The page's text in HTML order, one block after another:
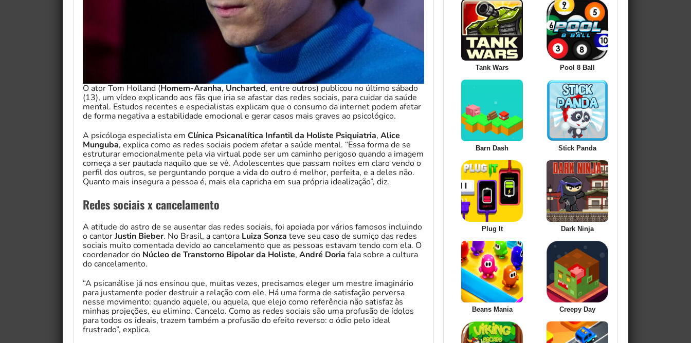
O ator Tom Holland (Homem-Aranha, Uncharted, entre outros) publicou no último sábado
(13), um vídeo explicando aos fãs que iria se afastar das redes sociais, para cuidar da saúde
mental. Estudos recentes e especialistas explicam que o consumo da internet podem afetar
de forma negativa a estabilidade emocional e gerar casos mais graves ao psicológico.
A psicóloga especialista em Clínica Psicanalítica Infantil da Holiste Psiquiatria, Alice
Munguba, explica como as redes sociais podem afetar a saúde mental. “Essa forma de se
estruturar emocionalmente pela via virtual pode ser um caminho perigoso quando a imagem
começa a ser pautada naquilo que se vê. Adolescentes que passam noites em claro vendo o
perfil dos outros, se perguntando porque a vida do outro é melhor, perfeita, e a deles não.
Quanto mais insegura a pessoa é, mais ela capricha em sua própria idealização”, diz.
Redes sociais x cancelamento
A atitude do astro de se ausentar das redes sociais, foi apoiada por vários famosos incluindo
o cantorJustin Bieber. No Brasil, a cantora Luiza Sonza teve seu caso de sumiço das redes
sociais muito comentada devido ao cancelamento que as pessoas estavam tendo com ela. O
coordenador do Núcleo de Transtorno Bipolar da Holiste, André Doria fala sobre a cultura
do cancelamento.
“A psicanálise já nos ensinou que, muitas vezes, precisamos eleger um mestre imaginário
para justamente poder destruir a relação com ele. Há uma forma de satisfação perversa
nesse movimento: quando aquele, ou aquela, que elejo como referência não satisfaz às
minhas projeções, eu elimino. Cancelo. Como as redes sociais são uma profusão de ídolos
para todos os ideais, trazem também a profusão do efeito reverso: o ódio pelo ideal
frustrado”, explica.
Tank Wars Pool 8 Ball
Barn Dash Stick Panda
Plug It Dark Ninja
Beans Mania Creepy Day